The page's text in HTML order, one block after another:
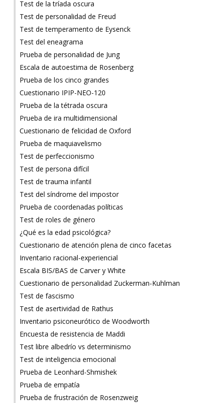
Test de la tríada oscura
Test de personalidad de Freud
Test de temperamento de Eysenck
Test del eneagrama
Prueba de personalidad de Jung
Escala de autoestima de Rosenberg
Prueba de los cinco grandes
Cuestionario IPIP-NEO-120
Prueba de la tétrada oscura
Prueba de ira multidimensional
Cuestionario de felicidad de Oxford
Prueba de maquiavelismo
Test de perfeccionismo
Test de persona difícil
Test de trauma infantil
Test del síndrome del impostor
Prueba de coordenadas políticas
Test de roles de género
¿Qué es la edad psicológica?
Cuestionario de atención plena de cinco facetas
Inventario racional-experiencial
Escala BIS/BAS de Carver y White
Cuestionario de personalidad Zuckerman-Kuhlman
Test de fascismo
Test de asertividad de Rathus
Inventario psiconeurótico de Woodworth
Encuesta de resistencia de Maddi
Test libre albedrío vs determinismo
Test de inteligencia emocional
Prueba de Leonhard-Shmishek
Prueba de empatía
Prueba de frustración de Rosenzweig